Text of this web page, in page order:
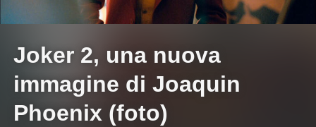
Joker 2, una nuova
immagine di Joaquin
Phoenix (foto)